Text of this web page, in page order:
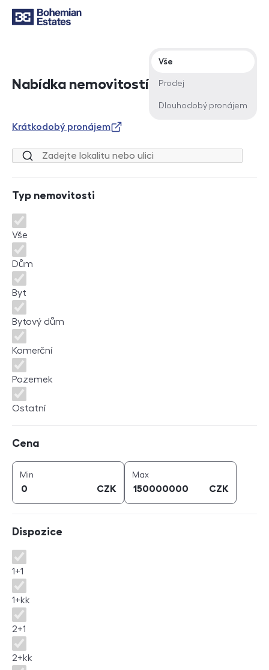
Nabídka nemovitostí
Typ nabídky
Vše
Prodej
Dlouhodobý pronájem
Krátkodobý pronájem
Lokalita nebo ulice
Typ nemovitosti
Typ nemovitosti
Vše
Dům
Byt
Bytový dům
Komerční
Pozemek
Ostatní
Cena
Min
CZK
Maxcena (
CZK
Dispozice
Dispozice
1+1
1+kk
2+1
2+kk